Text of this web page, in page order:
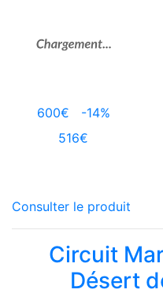
600€ -14%
516€
Consulter le produit
Circuit
Désert